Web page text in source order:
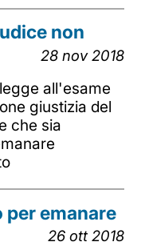
non
28 nov 2018
all'esame
giustizia del
che sia
per emanare
26 ott 2018